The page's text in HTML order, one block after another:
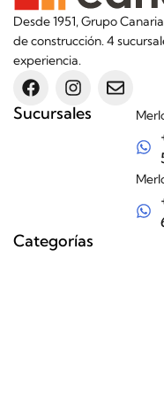
Desde 1951, Grupo
de construcción. 4
experiencia.
Sucursales
Categorías